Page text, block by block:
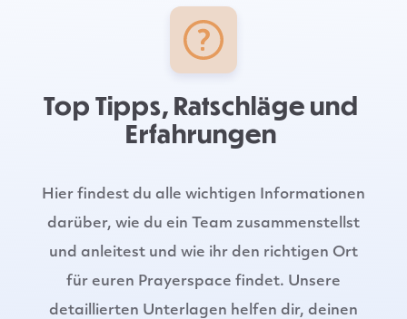
Top Tipps, Ratschläge und
Erfahrungen
Hier findest du alle wichtigen Informationen
darüber, wie du ein Team zusammenstellst
und anleitest und wie ihr den richtigen Ort
für euren Prayerspace findet. Unsere
detaillierten Unterlagen helfen dir, deinen